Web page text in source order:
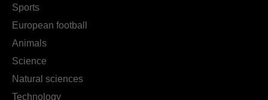
Sports
European football
Animals
Science
Natural sciences
Technology